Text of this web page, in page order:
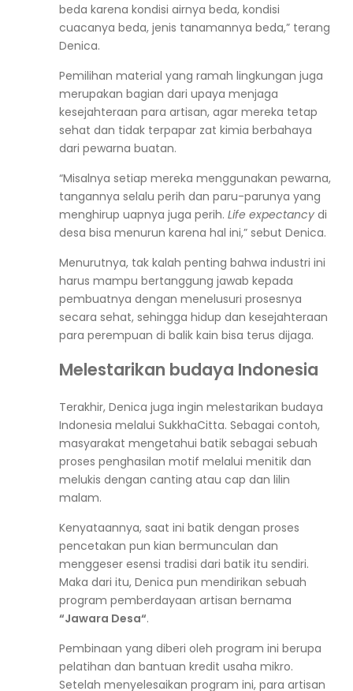
beda karena kondisi airnya beda, kondisi
cuacanya beda, jenis tanamannya beda,” terang
Denica.
Pemilihan material yang ramah lingkungan juga
merupakan bagian dari upaya menjaga
kesejahteraan para artisan, agar mereka tetap
sehat dan tidak terpapar zat kimia berbahaya
dari pewarna buatan.
“Misalnya setiap mereka menggunakan pewarna,
tangannya selalu perih dan paru-parunya yang
menghirup uapnya juga perih. Life expectancy di
desa bisa menurun karena hal ini,” sebut Denica.
Menurutnya, tak kalah penting bahwa industri ini
harus mampu bertanggung jawab kepada
pembuatnya dengan menelusuri prosesnya
secara sehat, sehingga hidup dan kesejahteraan
para perempuan di balik kain bisa terus dijaga.
Melestarikan budaya Indonesia
Terakhir, Denica juga ingin melestarikan budaya
Indonesia melalui SukkhaCitta. Sebagai contoh,
masyarakat mengetahui batik sebagai sebuah
proses penghasilan motif melalui menitik dan
melukis dengan canting atau cap dan lilin
malam.
Kenyataannya, saat ini batik dengan proses
pencetakan pun kian bermunculan dan
menggeser esensi tradisi dari batik itu sendiri.
Maka dari itu, Denica pun mendirikan sebuah
program pemberdayaan artisan bernama
“Jawara Desa“.
Pembinaan yang diberi oleh program ini berupa
pelatihan dan bantuan kredit usaha mikro.
Setelah menyelesaikan program ini, para artisan